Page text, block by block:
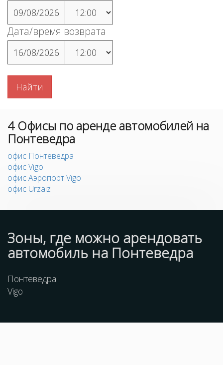
09/08/2026
Дата/время возврата
16/08/2026
Найти
4 Офисы по аренде автомобилей на
Понтеведра
офис Понтеведра
офис Vigo
офис Аэропорт Vigo
офис Urzaiz
Зоны, где можно арендовать
автомобиль на Понтеведра
Понтеведра
Vigo